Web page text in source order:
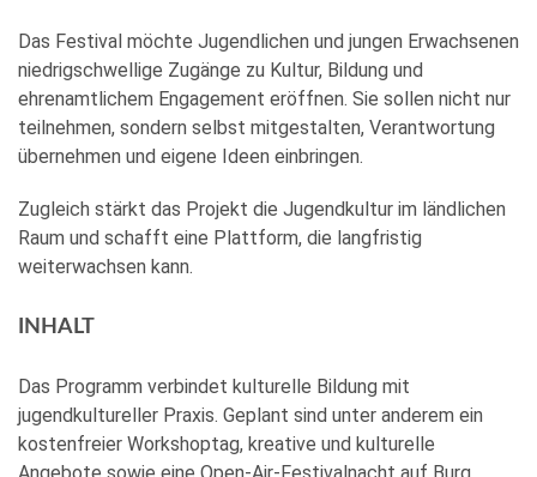
Das Festival möchte Jugendlichen und jungen Erwachsenen
niedrigschwellige Zugänge zu Kultur, Bildung und
ehrenamtlichem Engagement eröffnen. Sie sollen nicht nur
teilnehmen, sondern selbst mitgestalten, Verantwortung
übernehmen und eigene Ideen einbringen.
Zugleich stärkt das Projekt die Jugendkultur im ländlichen
Raum und schafft eine Plattform, die langfristig
weiterwachsen kann.
INHALT
Das Programm verbindet kulturelle Bildung mit
jugendkultureller Praxis. Geplant sind unter anderem ein
kostenfreier Workshoptag, kreative und kulturelle